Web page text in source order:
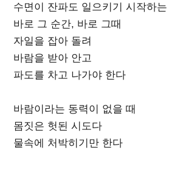
수면이 잔파도 일으키기 시작하는
바로 그 순간, 바로 그때
자일을 잡아 돌려
바람을 받아 안고
파도를 차고 나가야 한다
바람이라는 동력이 없을 때
몸짓은 헛된 시도다
물속에 처박히기만 한다